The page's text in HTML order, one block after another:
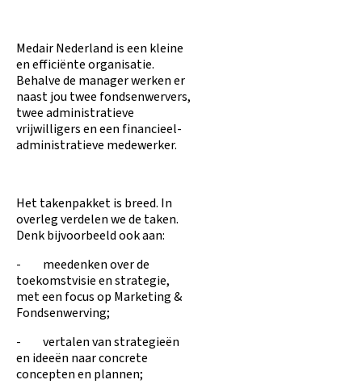
Medair Nederland is een kleine
en efficiënte organisatie.
Behalve de manager werken er
naast jou twee fondsenwervers,
twee administratieve
vrijwilligers en een financieel-
administratieve medewerker.
Het takenpakket is breed. In
overleg verdelen we de taken.
Denk bijvoorbeeld ook aan:
- meedenken over de
toekomstvisie en strategie,
met een focus op Marketing &
Fondsenwerving;
- vertalen van strategieën
en ideeën naar concrete
concepten en plannen;